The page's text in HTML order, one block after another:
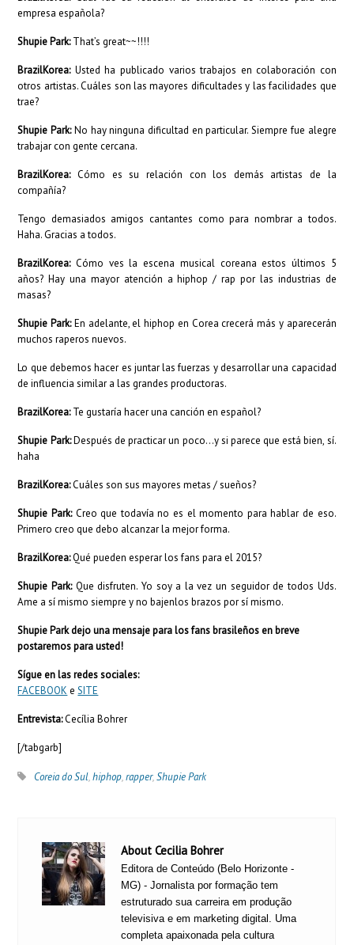
empresa española?
Shupie Park:That’s great~~!!!!
BrazilKorea: Usted ha publicado varios trabajos en colaboración con
otros artistas. Cuáles son las mayores dificultades y las facilidades que
trae?
Shupie Park:No hay ninguna dificultad en particular. Siempre fue alegre
trabajar con gente cercana.
BrazilKorea:Cómo es su relación con los demás artistas de la
compañía?
Tengo demasiados amigos cantantes como para nombrar a todos.
Haha. Gracias a todos.
BrazilKorea:Cómo ves la escena musical coreana estos últimos 5
años? Hay una mayor atención a hiphop / rap por las industrias de
masas?
Shupie Park:En adelante, el hiphop en Corea crecerá más y aparecerán
muchos raperos nuevos.
Lo que debemos hacer es juntar las fuerzas y desarrollar una capacidad
de influencia similar a las grandes productoras.
BrazilKorea:Te gustaría hacer una canción en español?
Shupie Park:Después de practicar un poco…y si parece que está bien, sí.
haha
BrazilKorea:Cuáles son sus mayores metas / sueños?
Shupie Park:Creo que todavía no es el momento para hablar de eso.
Primero creo que debo alcanzar la mejor forma.
BrazilKorea:Qué pueden esperar los fans para el 2015?
Shupie Park:Que disfruten. Yo soy a la vez un seguidor de todos Uds.
Ame a sí mismo siempre y no bajenlos brazos por sí mismo.
Shupie Park dejo una mensaje para los fans brasileños en breve
postaremos para usted!
Sígue en las redes sociales:
FACEBOOK eSITE
Entrevista:Cecília Bohrer
[/tabgarb]
Coreia do Sul,hiphop,rapper,Shupie Park
About Cecilia Bohrer
Editora de Conteúdo (Belo Horizonte -
MG) - Jornalista por formação tem
estruturado sua carreira em produção
televisiva e em marketing digital. Uma
completa apaixonada pela cultura